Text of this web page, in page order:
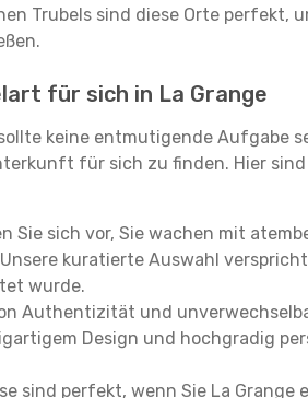
Trubels sind diese Orte perfekt,
für sich in La Grange
keine entmutigende Aufgabe
für sich zu finden. Hier
Sie sich vor, Sie wachen mit
kuratierte Auswahl
wurde.
Authentizität und
Design und hochgradig
sind perfekt, wenn Sie La